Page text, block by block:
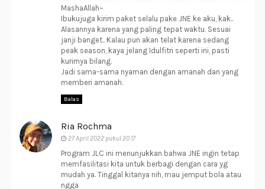
MashaAllah~
Ibukujuga kirim paket selalu pake JNE ke aku, kak..
Alasannya karena yang paling tepat waktu. Sesuai
janji banget.. Kalau pun akan telat karena sedang
peak season, kaya jelang Idulfitri seperti ini, pasti
kurirnya bilang.
Jadi sama-sama nyaman dengan amanah dan yang
memberi amanah.
Balas
Ria Rochma
27 April 2022 pukul 20.17
Program JLC ini menunjukkan bahwa JNE ingin tetap
memfasilitasi kita untuk berbagi dengan cara yg
mudah ya. Tinggal kitanya nih, mau jemput bola atau
ngga